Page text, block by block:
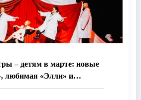
– детям в марте: новые
любимая «Элли» и